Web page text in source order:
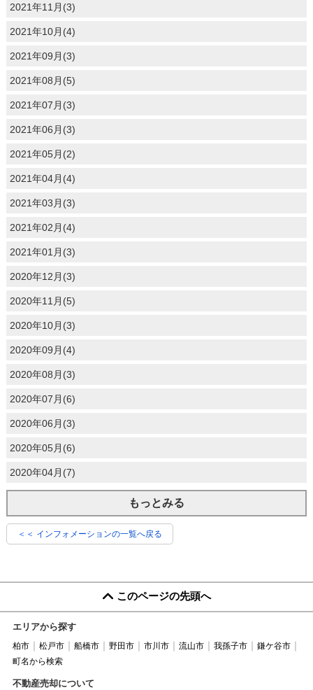
2021年11月(3)
2021年10月(4)
2021年09月(3)
2021年08月(5)
2021年07月(3)
2021年06月(3)
2021年05月(2)
2021年04月(4)
2021年03月(3)
2021年02月(4)
2021年01月(3)
2020年12月(3)
2020年11月(5)
2020年10月(3)
2020年09月(4)
2020年08月(3)
2020年07月(6)
2020年06月(3)
2020年05月(6)
2020年04月(7)
もっとみる
＜＜ インフォメーションの一覧へ戻る
このページの先頭へ
エリアから探す
柏市 松戸市 船橋市 野田市 市川市 流山市 我孫子市
鎌ケ谷市
町名から検索
不動産売却について